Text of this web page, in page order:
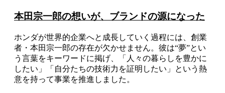
本田宗一郎の想いが、ブランドの源になった
ホンダが世界的企業へと成長していく過程には、創業
者・本田宗一郎の存在が欠かせません。彼は“夢”とい
う言葉をキーワードに掲げ、「人々の暮らしを豊かに
したい」「自分たちの技術力を証明したい」という熱
意を持って事業を推進しました。